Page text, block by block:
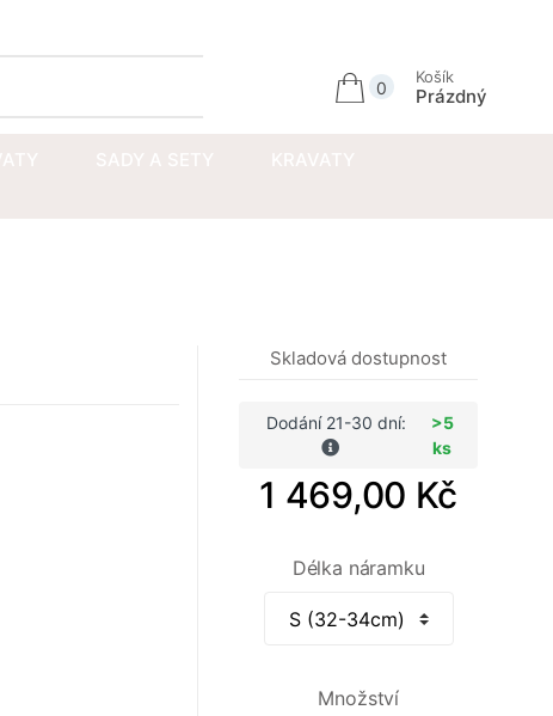
0
Košík
Prázdný
Skladová dostupnost
Dodání 21-30 dní:
>5
ks
1 469,00 Kč
Délka náramku
Množství